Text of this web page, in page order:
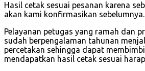
Hasil cetak sesuai pesanan karena
akan kami konfirmasikan sebelumnya.
Pelayanan petugas yang ramah dan
sudah berpengalaman tahunan
percetakan sehingga dapat
mendapatkan hasil cetak sesuai